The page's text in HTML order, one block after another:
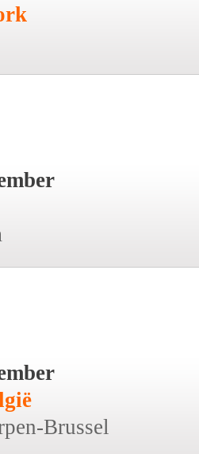
Brussel